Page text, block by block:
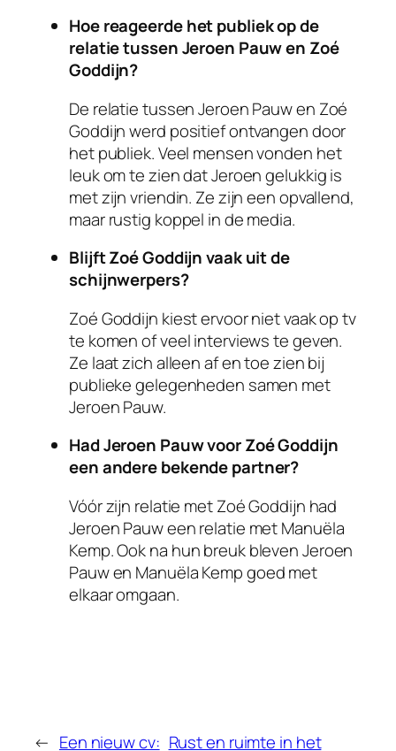
Hoe reageerde het publiek op de
relatie tussen Jeroen Pauw en Zoé
Goddijn?
De relatie tussen Jeroen Pauw en Zoé
Goddijn werd positief ontvangen door
het publiek. Veel mensen vonden het
leuk om te zien dat Jeroen gelukkig is
met zijn vriendin. Ze zijn een opvallend,
maar rustig koppel in de media.
Blijft Zoé Goddijn vaak uit de
schijnwerpers?
Zoé Goddijn kiest ervoor niet vaak op tv
te komen of veel interviews te geven.
Ze laat zich alleen af en toe zien bij
publieke gelegenheden samen met
Jeroen Pauw.
Had Jeroen Pauw voor Zoé Goddijn
een andere bekende partner?
Vóór zijn relatie met Zoé Goddijn had
Jeroen Pauw een relatie met Manuëla
Kemp. Ook na hun breuk bleven Jeroen
Pauw en Manuëla Kemp goed met
elkaar omgaan.
← Een nieuw cv: Rust en ruimte in het